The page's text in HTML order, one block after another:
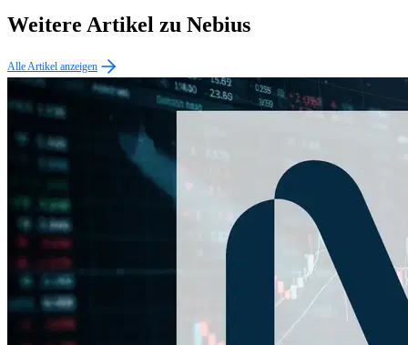
Weitere Artikel zu Nebius
Alle Artikel anzeigen